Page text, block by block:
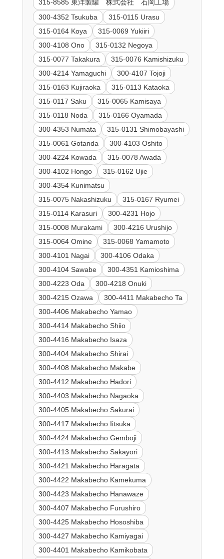
315-8585 東洋製罐 株式会社 石岡工場
300-4352 Tsukuba
315-0115 Urasu
315-0164 Koya
315-0069 Yukiiri
300-4108 Ono
315-0132 Negoya
315-0077 Takakura
315-0076 Kamishizuku
300-4214 Yamaguchi
300-4107 Tojoji
315-0163 Kujiraoka
315-0113 Kataoka
315-0117 Saku
315-0065 Kamisaya
315-0118 Noda
315-0166 Oyamada
300-4353 Numata
315-0131 Shimobayashi
315-0061 Gotanda
300-4103 Oshito
300-4224 Kowada
315-0078 Awada
300-4102 Hongo
315-0162 Ujie
300-4354 Kunimatsu
315-0075 Nakashizuku
315-0167 Ryumei
315-0114 Karasuri
300-4231 Hojo
315-0008 Murakami
300-4216 Urushijo
315-0064 Omine
315-0068 Yamamoto
300-4101 Nagai
300-4106 Odaka
300-4104 Sawabe
300-4351 Kamioshima
300-4223 Oda
300-4218 Onuki
300-4215 Ozawa
300-4411 Makabecho Ta
300-4406 Makabecho Yamao
300-4414 Makabecho Shiio
300-4416 Makabecho Isaza
300-4404 Makabecho Shirai
300-4408 Makabecho Makabe
300-4412 Makabecho Hadori
300-4403 Makabecho Nagaoka
300-4405 Makabecho Sakurai
300-4417 Makabecho Iitsuka
300-4424 Makabecho Gemboji
300-4413 Makabecho Sakayori
300-4421 Makabecho Haragata
300-4422 Makabecho Kamekuma
300-4423 Makabecho Hanawaze
300-4407 Makabecho Furushiro
300-4425 Makabecho Hososhiba
300-4427 Makabecho Kamiyagai
300-4401 Makabecho Kamikobata